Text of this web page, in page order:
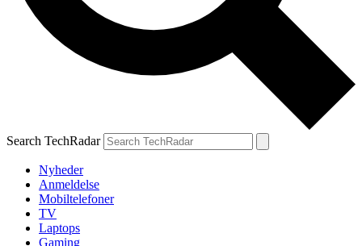
Search TechRadar
Nyheder
Anmeldelse
Mobiltelefoner
TV
Laptops
Gaming